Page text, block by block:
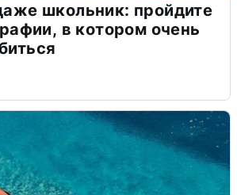
школьник: пройдите
в котором очень